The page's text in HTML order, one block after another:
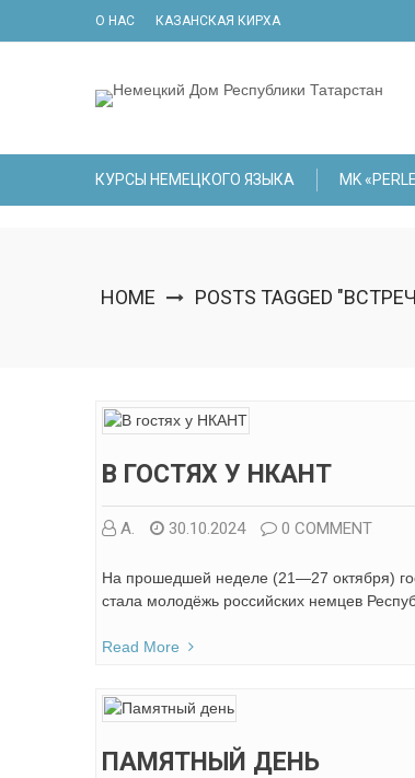
О НАС КАЗАНСКАЯ КИРХА
КУРСЫ НЕМЕЦКОГО ЯЗЫКА МK
HOME POSTS TAGGED
В ГОСТЯХ У НКАНТ
А. 30.10.2024 0 COMMENT
На прошедшей неделе (21—27 октября)
стала молодёжь российских немцев
Read More
ПАМЯТНЫЙ ДЕНЬ